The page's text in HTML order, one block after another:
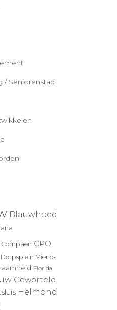
/ Seniorenstad
Blauwhoed
Compaen CPO
Dorpsplein Mierlo-
Florida
Geworteld
Helmond